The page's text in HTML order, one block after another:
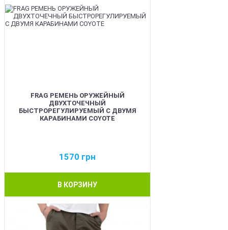
FRAG РЕМЕНЬ ОРУЖЕЙНЫЙ
ДВУХТОЧЕЧНЫЙ
БЫСТРОРЕГУЛИРУЕМЫЙ С ДВУМЯ
КАРАБИНАМИ COYOTE
1570 грн
В КОРЗИНУ